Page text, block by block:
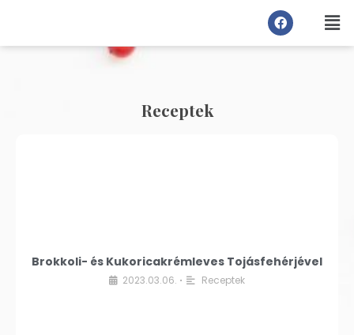
Receptek
Brokkoli- és Kukoricakrémleves Tojásfehérjével
2023.03.06. • Receptek